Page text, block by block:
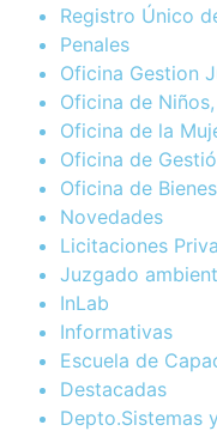
Registro Único
Penales
Oficina Gestion
Oficina de
Oficina de la
Oficina de
Oficina de
Novedades
Licitaciones
Juzgado
InLab
Informativas
Escuela de
Destacadas
Depto.Sistemas